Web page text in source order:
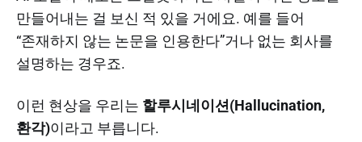
만들어내는 걸 보신 적 있을 거에요. 예를 들어
“존재하지 않는 논문을 인용한다”거나 없는 회사를
설명하는 경우죠.
이런 현상을 우리는 할루시네이션(Hallucination,
환각)이라고 부릅니다.